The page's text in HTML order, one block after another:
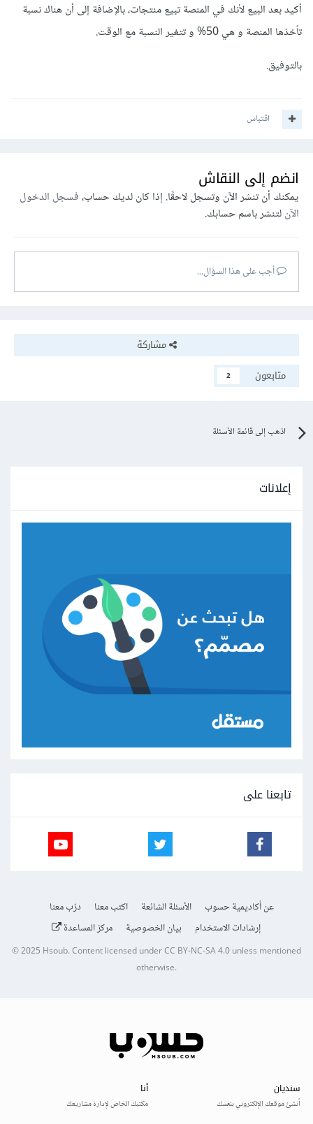
أكيد بعد البيع لأنك في المنصة تبيع منتجات، بالإضافة إلى أن هناك نسبة
تأخذها المنصة و هي 50% و تتغير النسبة مع الوقت.
بالتوفيق.
اقتباس
انضم إلى النقاش
يمكنك أن تنشر الآن وتسجل لاحقًا. إذا كان لديك حساب،فسجل الدخول
الآنلتنشر باسم حسابك.
أجب على هذا السؤال...
مشاركة
متابعون
2
اذهب إلى قائمة الأسئلة
إعلانات
تابعنا على
عن أكاديمية حسوب الأسئلة الشائعة اكتب معنا
درّب معنا
إرشادات الاستخدام
بيان الخصوصية مركز المساعدة
© 2025Hsoub.Content licensed underCC BY-NC-SA 4.0unless mentioned
otherwise.